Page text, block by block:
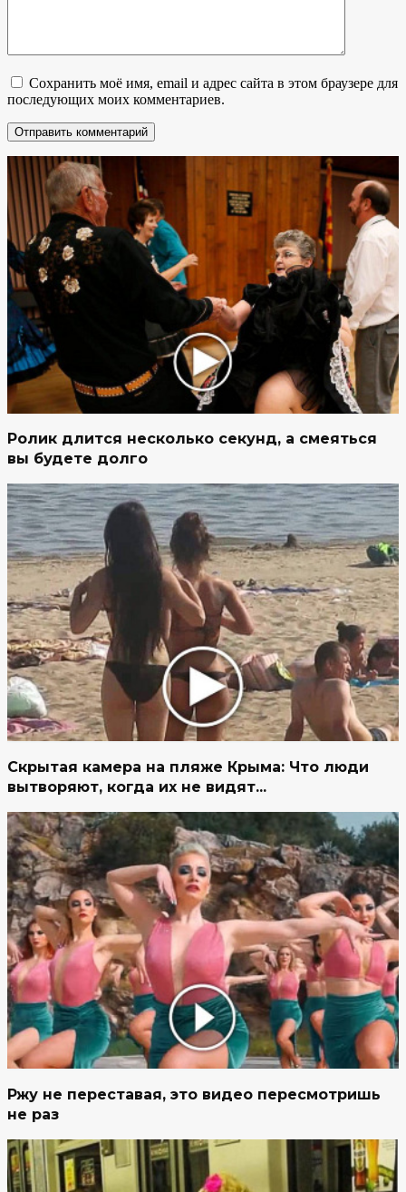
Сохранить моё имя, email и адрес сайта в этом браузере для
последующих моих комментариев.
Ролик длится несколько секунд, а смеяться
вы будете долго
Скрытая камера на пляже Крыма: Что люди
вытворяют, когда их не видят...
Ржу не переставая, это видео пересмотришь
не раз